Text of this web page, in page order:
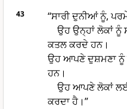
43
“ਸਾਰੀ ਦੁਨੀਆਂ ਨੂੰ,
ਉਹ ਉਨ੍ਹਾਂ ਲੋਕਾਂ ਨੂੰ
ਕਤਲ ਕਰਦੇ ਹਨ।
ਉਹ ਆਪਣੇ ਦੁਸ਼ਮਣਾ ਨੂੰ
ਹਨ।
ਉਹ ਆਪਣੇ ਲੋਕਾਂ
ਕਰਦਾ ਹੈ।”